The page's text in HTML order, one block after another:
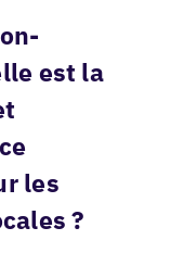
est la
les
?